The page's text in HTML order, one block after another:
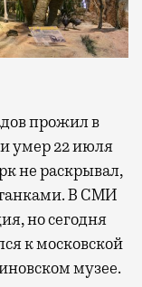
умер 22 июля
не раскрывал,
В СМИ
но сегодня
к московской
музее.